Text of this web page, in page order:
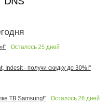
Осталось 25 дней
Indesit - получи скидку до 30%!"
ТВ Samsung!"
Осталось 26 дней